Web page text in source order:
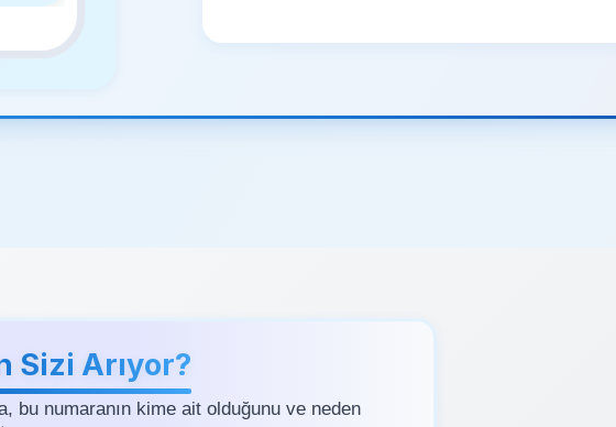
Sizi Arıyor?
bu numaranın kime ait olduğunu ve neden